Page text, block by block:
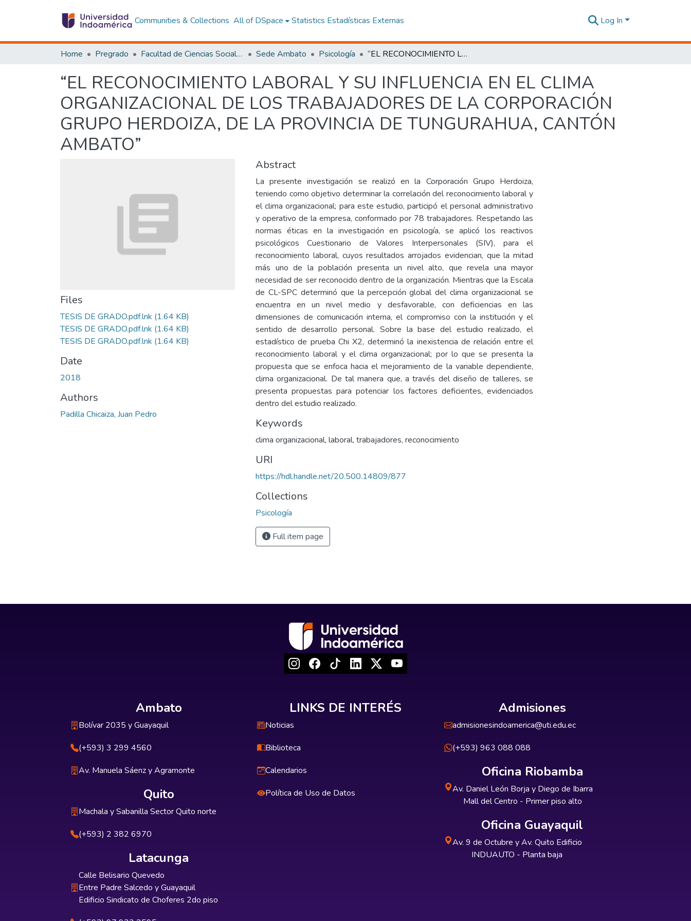
Communities & Collections All of DSpace Statistics Estadísticas Externas Log In
Home Pregrado Facultad de Ciencias Sociales y Humanas Sede Ambato Psicología “EL RECONOCIMIENTO LABORAL Y SU INFLUENCIA EN EL CLIMA ORGANIZACIONAL DE LOS TRABAJADORES DE LA CORPORACIÓN GRUPO HERDOIZA, DE LA PROVINCIA DE TUNGURAHUA, CANTÓN AMBATO”
“EL RECONOCIMIENTO LABORAL Y SU INFLUENCIA EN EL CLIMA
ORGANIZACIONAL DE LOS TRABAJADORES DE LA CORPORACIÓN
GRUPO HERDOIZA, DE LA PROVINCIA DE TUNGURAHUA, CANTÓN
AMBATO”
Files
TESIS DE GRADO.pdf.lnk (1.64 KB)
TESIS DE GRADO.pdf.lnk (1.64 KB)
TESIS DE GRADO.pdf.lnk (1.64 KB)
Date
2018
Authors
Padilla Chicaiza, Juan Pedro
Abstract
La presente investigación se realizó en la Corporación Grupo Herdoiza,
teniendo como objetivo determinar la correlación del reconocimiento laboral y
el clima organizacional; para este estudio, participó el personal administrativo
y operativo de la empresa, conformado por 78 trabajadores. Respetando las
normas éticas en la investigación en psicología, se aplicó los reactivos
psicológicos Cuestionario de Valores Interpersonales (SIV), para el
reconocimiento laboral, cuyos resultados arrojados evidencian, que la mitad
más uno de la población presenta un nivel alto, que revela una mayor
necesidad de ser reconocido dentro de la organización. Mientras que la Escala
de CL-SPC determinó que la percepción global del clima organizacional se
encuentra en un nivel medio y desfavorable, con deficiencias en las
dimensiones de comunicación interna, el compromiso con la institución y el
sentido de desarrollo personal. Sobre la base del estudio realizado, el
estadístico de prueba Chi X2, determinó la inexistencia de relación entre el
reconocimiento laboral y el clima organizacional; por lo que se presenta la
propuesta que se enfoca hacia el mejoramiento de la variable dependiente,
clima organizacional. De tal manera que, a través del diseño de talleres, se
presenta propuestas para potenciar los factores deficientes, evidenciados
dentro del estudio realizado.
Keywords
clima organizacional, laboral, trabajadores, reconocimiento
URI
https://hdl.handle.net/20.500.14809/877
Collections
Psicología
Full item page
Ambato
Bolívar 2035 y Guayaquil
(+593) 3 299 4560
Av. Manuela Sáenz y Agramonte
Quito
Machala y Sabanilla Sector Quito norte
(+593) 2 382 6970
Latacunga
Calle Belisario Quevedo
Entre Padre Salcedo y Guayaquil
Edificio Sindicato de Choferes 2do piso
LINKS DE INTERÉS
Noticias
Biblioteca
Calendarios
Política de Uso de Datos
Admisiones
admisionesindoamerica@uti.edu.ec
(+593) 963 088 088
Oficina Riobamba
Av. Daniel León Borja y Diego de Ibarra
Mall del Centro - Primer piso alto
Oficina Guayaquil
Av. 9 de Octubre y Av. Quito Edificio
INDUAUTO - Planta baja